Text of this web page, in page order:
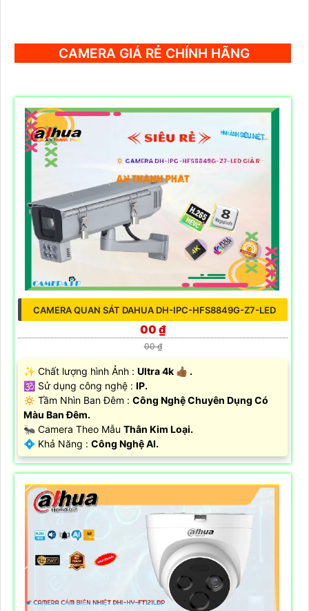
CAMERA GIÁ RẺ CHÍNH HÃNG
CAMERA QUAN SÁT DAHUA DH-IPC-HFS8849G-Z7-LED
00 ₫
00 ₫
✨ Chất lượng hình Ảnh : Ultra 4k 👍🏾 .
🕉️ Sử dụng công nghệ : IP.
🔅 Tầm Nhìn Ban Đêm : Công Nghệ Chuyên Dụng Có
Màu Ban Đêm.
🐜 Camera Theo Mẫu Thân Kim Loại.
️💠 Khả Năng : Công Nghệ AI.